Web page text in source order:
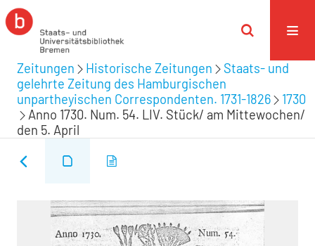
Zeitungen Historische Zeitungen
Staats- und
gelehrte Zeitung des Hamburgischen
unpartheyischen Correspondenten. 1731-1826
1730
Anno 1730. Num. 54. LIV. Stück/ am Mittewochen/
den 5. April